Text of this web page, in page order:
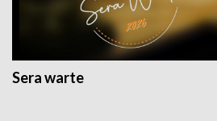
Sera warte